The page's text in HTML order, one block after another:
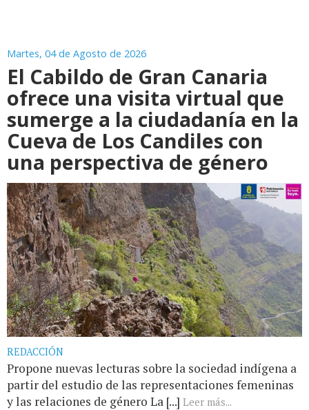
Martes, 04 de Agosto de 2026
El Cabildo de Gran Canaria
ofrece una visita virtual que
sumerge a la ciudadanía en la
Cueva de Los Candiles con
una perspectiva de género
REDACCIÓN
Propone nuevas lecturas sobre la sociedad indígena a
partir del estudio de las representaciones femeninas
y las relaciones de género La [...] Leer más...